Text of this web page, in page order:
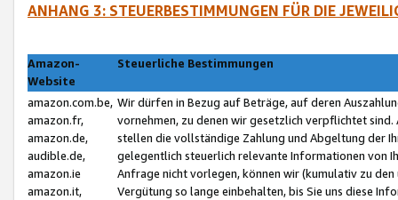
ANHANG 3: STEUERBESTIMMUNGEN FÜR DIE
Amazon-
Website
Steuerliche Bestimmungen
amazon.com.be,
amazon.fr,
amazon.de,
audible.de,
amazon.ie
amazon.it,
Wir dürfen in Bezug auf Beträge, auf deren
vornehmen, zu denen wir gesetzlich verpflichtet
stellen die vollständige Zahlung und Abgeltung der
gelegentlich steuerlich relevante Informationen von
Anfrage nicht vorlegen, können wir (kumulativ zu
Vergütung so lange einbehalten, bis Sie uns diese